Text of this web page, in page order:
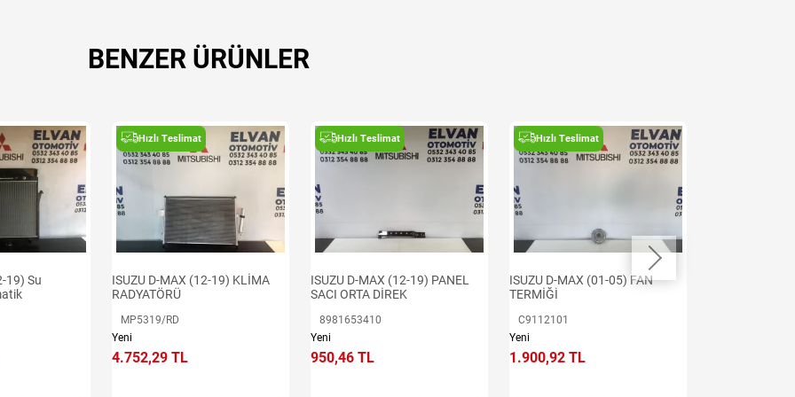
BENZER ÜRÜNLER
19) Su
Hızlı Teslimat
ISUZU D-MAX (12-19) KLİMA
RADYATÖRÜ
MP5319/RD
Yeni
4.752,29 TL
Hızlı Teslimat
ISUZU D-MAX (12-19) PANEL
SACI ORTA DİREK
8981653410
Yeni
950,46 TL
Hızlı Teslimat
ISUZU D-MAX (01-05) FAN
TERMİĞİ
C9112101
Yeni
1.900,92 TL